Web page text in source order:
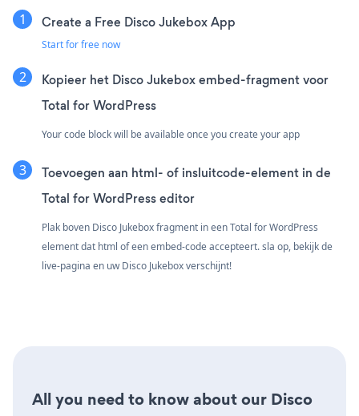
Create a Free Disco Jukebox App
Start for free now
Kopieer het Disco Jukebox embed-fragment voor
Total for WordPress
Your code block will be available once you create your app
Toevoegen aan html- of insluitcode-element in de
Total for WordPress editor
Plak boven Disco Jukebox fragment in een Total for WordPress
element dat html of een embed-code accepteert. sla op, bekijk de
live-pagina en uw Disco Jukebox verschijnt!
All you need to know about our Disco